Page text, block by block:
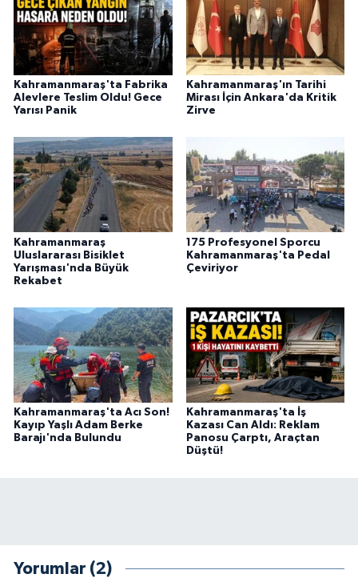
Kahramanmaraş'ta Fabrika
Alevlere Teslim Oldu! Gece
Yarısı Panik
Kahramanmaraş'ın Tarihi
Mirası İçin Ankara'da Kritik
Zirve
Kahramanmaraş
Uluslararası Bisiklet
Yarışması'nda Büyük
Rekabet
175 Profesyonel Sporcu
Kahramanmaraş'ta Pedal
Çeviriyor
Kahramanmaraş'ta Acı Son!
Kayıp Yaşlı Adam Berke
Barajı'nda Bulundu
Kahramanmaraş'ta İş
Kazası Can Aldı: Reklam
Panosu Çarptı, Araçtan
Düştü!
Yorumlar (2)